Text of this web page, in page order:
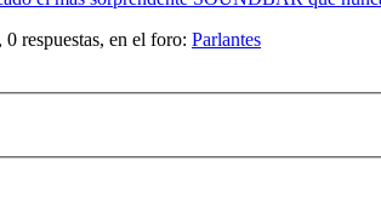
, 0 respuestas, en el foro: Parlantes